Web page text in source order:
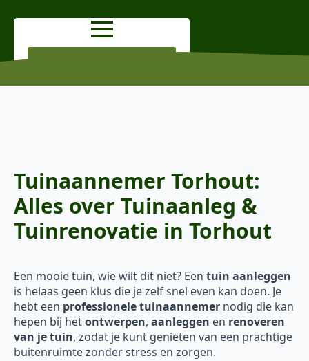
Tuinaannemer Torhout:
Alles over Tuinaanleg &
Tuinrenovatie in Torhout
Een mooie tuin, wie wilt dit niet? Een tuin aanleggen
is helaas geen klus die je zelf snel even kan doen. Je
hebt een professionele tuinaannemer nodig die kan
hepen bij hetontwerpen, aanleggen en renoveren
van je tuin, zodat je kunt genieten van een prachtige
buitenruimte zonder stress en zorgen.